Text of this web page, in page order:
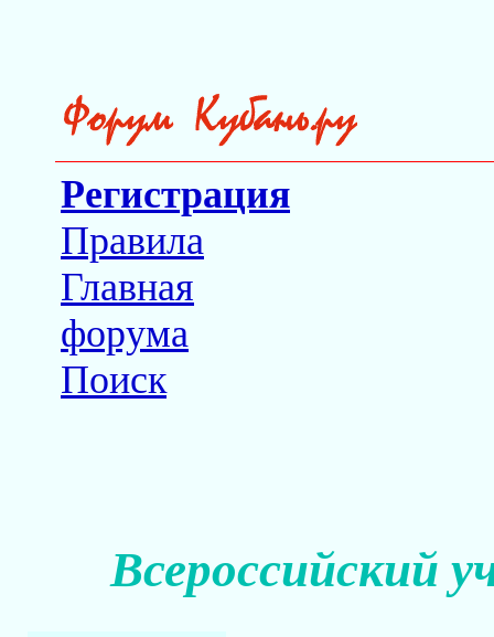
Регистрация
Правила
Главная
форума
Поиск
Всероссийский